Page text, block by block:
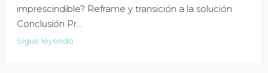
imprescindible? Reframe y transición a la solución
Conclusión Pr…
Sigue leyendo